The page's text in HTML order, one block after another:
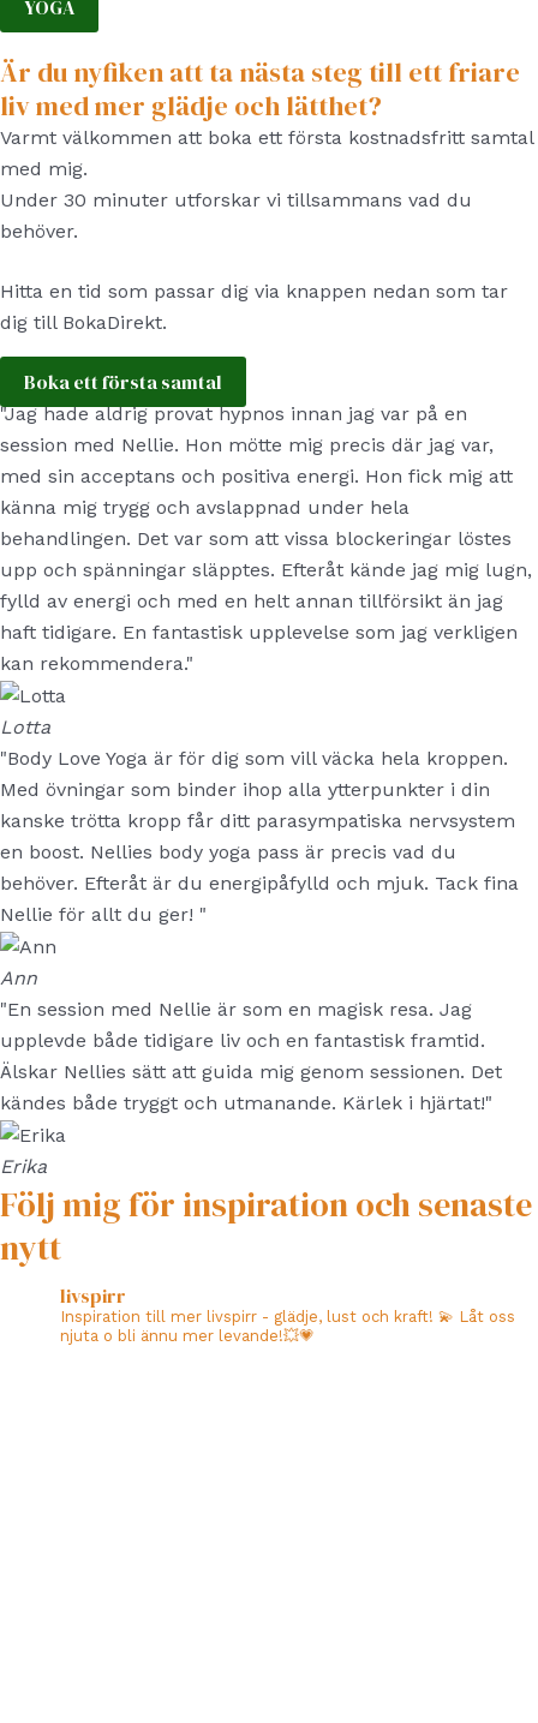
YOGA
Är du nyfiken att ta nästa steg till ett friare
liv med mer glädje och lätthet?
Varmt välkommen att boka ett första kostnadsfritt samtal
med mig.
Under 30 minuter utforskar vi tillsammans vad du
behöver.
Hitta en tid som passar dig via knappen nedan som tar
dig till BokaDirekt.
Boka ett första samtal
"Jag hade aldrig provat hypnos innan jag var på en
session med Nellie. Hon mötte mig precis där jag var,
med sin acceptans och positiva energi. Hon fick mig att
känna mig trygg och avslappnad under hela
behandlingen. Det var som att vissa blockeringar löstes
upp och spänningar släpptes. Efteråt kände jag mig lugn,
fylld av energi och med en helt annan tillförsikt än jag
haft tidigare. En fantastisk upplevelse som jag verkligen
kan rekommendera."
Lotta
"Body Love Yoga är för dig som vill väcka hela kroppen.
Med övningar som binder ihop alla ytterpunkter i din
kanske trötta kropp får ditt parasympatiska nervsystem
en boost. Nellies body yoga pass är precis vad du
behöver. Efteråt är du energipåfylld och mjuk. Tack fina
Nellie för allt du ger! "
Ann
"En session med Nellie är som en magisk resa. Jag
upplevde både tidigare liv och en fantastisk framtid.
Älskar Nellies sätt att guida mig genom sessionen. Det
kändes både tryggt och utmanande. Kärlek i hjärtat!"
Erika
Följ mig för inspiration och senaste
nytt
livspirr
Inspiration till mer livspirr - glädje, lust och kraft! 💫 Låt oss
njuta o bli ännu mer levande!💥💗